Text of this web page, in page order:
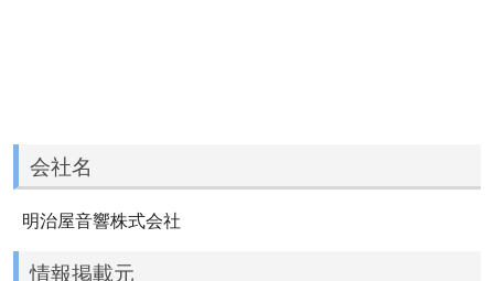
会社名
明治屋音響株式会社
情報掲載元